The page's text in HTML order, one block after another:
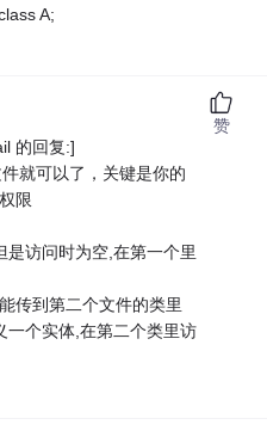
A;
的回复:]
就可以了，关键是你的
限
访问时为空,在第一个里
传到第二个文件的类里
一个实体,在第二个类里访
赞